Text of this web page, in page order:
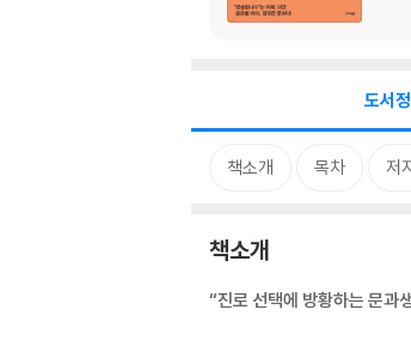
도서
책소개 목차 저
책소개
“진로 선택에 방황하는 문과